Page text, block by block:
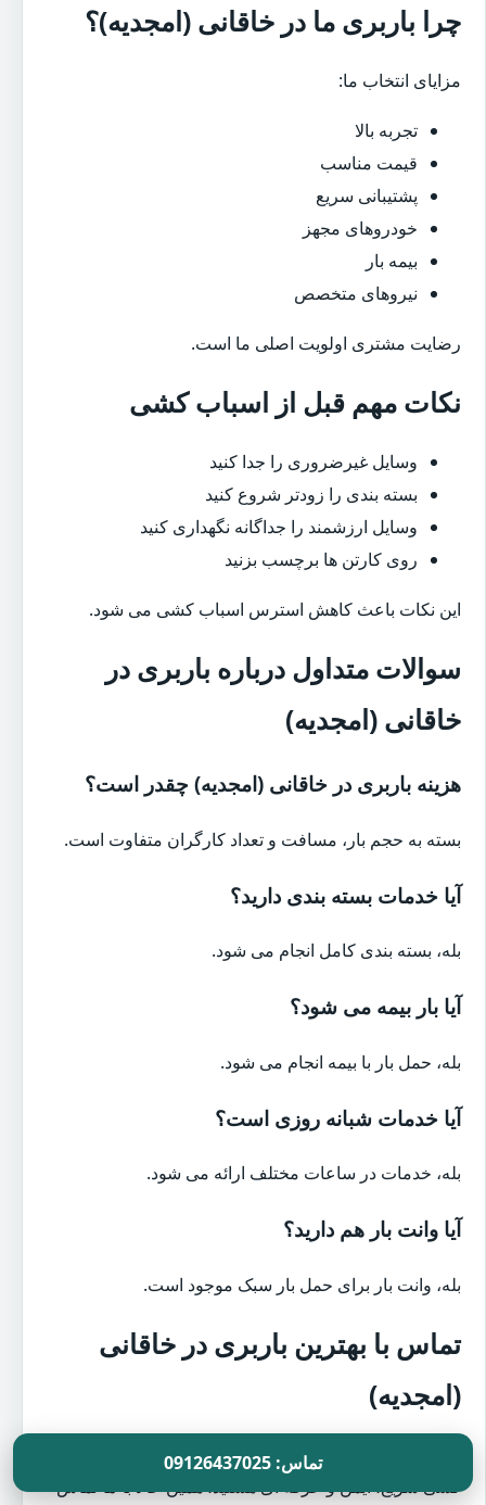
چرا باربری ما در خاقانی (امجدیه)؟
مزایای انتخاب ما:
تجربه بالا
قیمت مناسب
پشتیبانی سریع
خودروهای مجهز
بیمه بار
نیروهای متخصص
رضایت مشتری اولویت اصلی ما است.
نکات مهم قبل از اسباب کشی
وسایل غیرضروری را جدا کنید
بسته بندی را زودتر شروع کنید
وسایل ارزشمند را جداگانه نگهداری کنید
روی کارتن ها برچسب بزنید
این نکات باعث کاهش استرس اسباب کشی می شود.
سوالات متداول درباره باربری در
خاقانی (امجدیه)
هزینه باربری در خاقانی (امجدیه) چقدر است؟
بسته به حجم بار، مسافت و تعداد کارگران متفاوت است.
آیا خدمات بسته بندی دارید؟
بله، بسته بندی کامل انجام می شود.
آیا بار بیمه می شود؟
بله، حمل بار با بیمه انجام می شود.
آیا خدمات شبانه روزی است؟
بله، خدمات در ساعات مختلف ارائه می شود.
آیا وانت بار هم دارید؟
بله، وانت بار برای حمل بار سبک موجود است.
تماس با بهترین باربری در خاقانی
(امجدیه)
بهترین باربری در خاقانی (امجدیه)
کشی سریع، ایمن و حرفه ای هستید، همین حالا با ما تماس
تماس: 09126437025